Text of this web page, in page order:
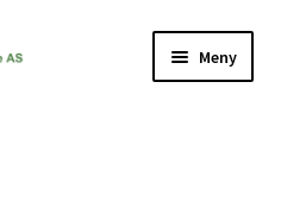
Meny